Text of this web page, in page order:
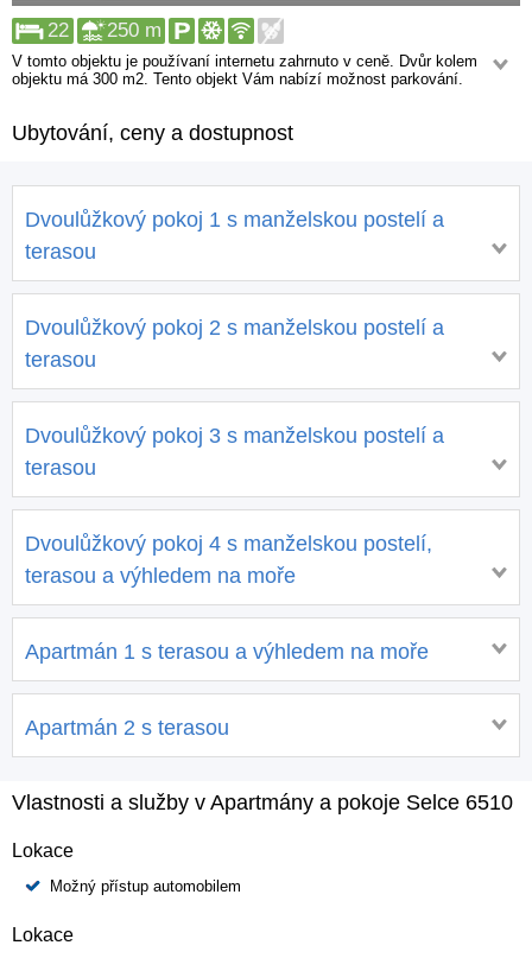
22 250 m
V tomto objektu je používaní internetu zahrnuto v ceně. Dvůr kolem
objektu má 300 m2. Tento objekt Vám nabízí možnost parkování.
než 1 km jsou: Rychlá lékařská pomoc.
Ubytování, ceny a dostupnost
Dvoulůžkový pokoj 1 s manželskou postelí a
terasou
Dvoulůžkový pokoj 2 s manželskou postelí a
terasou
Dvoulůžkový pokoj 3 s manželskou postelí a
terasou
Dvoulůžkový pokoj 4 s manželskou postelí,
terasou a výhledem na moře
Apartmán 1 s terasou a výhledem na moře
Apartmán 2 s terasou
Vlastnosti a služby v Apartmány a pokoje Selce 6510
Lokace
Možný přístup automobilem
Lokace